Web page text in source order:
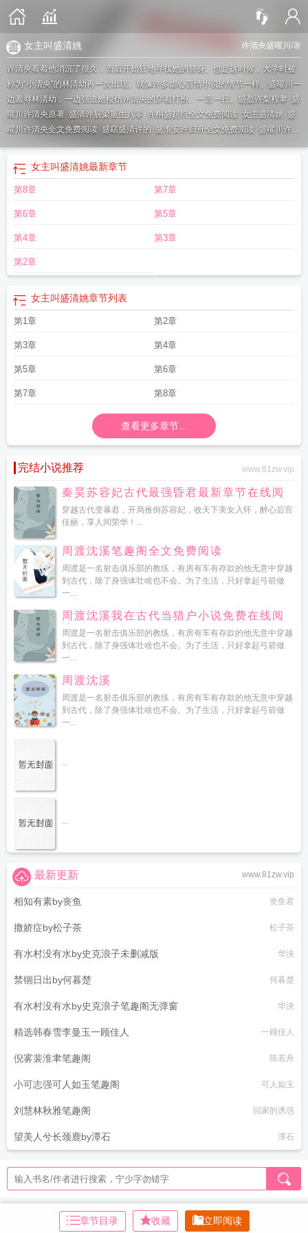
许清央盛曜川 /著
女主叫盛清姚
许清央看着他消沉了很久，而后开始狂地寻找她的替身。也是这时候，大学时被
称为“小清央”的林清幼再一次出现。就像许多虐心言情小说的情节一样。盛曜川一
边羞辱林清幼，一边强迫她模仿许清央的穿着打扮、一言一行。 盛盈许梨程聿 盛
曜川许清央原著 盛清许辰梁重生八零 许桐盛起衍全文免费阅读 女主盛清姚 盛
曜川许清央全文免费阅读 盛窈盛清许的 盛淮安许归舟全文免费阅读 盛曜川许清
许日清盛淮南 女主叫许盛夏的
章节
清央的免费阅读最新章节
许舟沈若清盛淮南许念盛淮全文免费阅读
更新
许清棠盛安 许桐盛起衍盛曜川许清央叫什么名字
心仪盛梵音许垏珩
女主叫盛清姚最新章节
第8章 第7章
第6章 第5章
第4章 第3章
第2章
女主叫盛清姚章节列表
第1章 第2章
第3章 第4章
第5章 第6章
第7章 第8章
查看更多章节...
完结小说推荐 www.81zw.vip
秦昊苏容妃古代最强昏君最新章节在线阅
读
穿越古代变暴君，开局推倒苏容妃，收天下美女入怀，醉心后宫
佳丽，享人间荣华！...
周渡沈溪笔趣阁全文免费阅读
周渡是一名射击俱乐部的教练，有房有车有存款的他无意中穿越
到古代，除了身强体壮啥也不会。为了生活，只好拿起弓箭做
一...
周渡沈溪我在古代当猎户小说免费在线阅
读
周渡是一名射击俱乐部的教练，有房有车有存款的他无意中穿越
到古代，除了身强体壮啥也不会。为了生活，只好拿起弓箭做
一...
周渡沈溪
周渡是一名射击俱乐部的教练，有房有车有存款的他无意中穿越
到古代，除了身强体壮啥也不会。为了生活，只好拿起弓箭做
一...
...
...
www.81zw.vip
最新更新
相知有素by丧鱼 丧鱼君
撒娇症by松子茶 松子茶
有水村没有水by史克浪子未删减版 华泱
禁锢日出by何暮楚 何暮楚
有水村没有水by史克浪子笔趣阁无弹窗 华泱
精选韩春雪李曼玉一顾佳人 一顾佳人
倪雾裴淮聿笔趣阁 陈若舟
小可志强可人如玉笔趣阁 可人如玉
刘慧林秋雅笔趣阁 回家的诱惑
望美人兮长颈鹿by潭石 潭石
章节目录 收藏 立即阅读